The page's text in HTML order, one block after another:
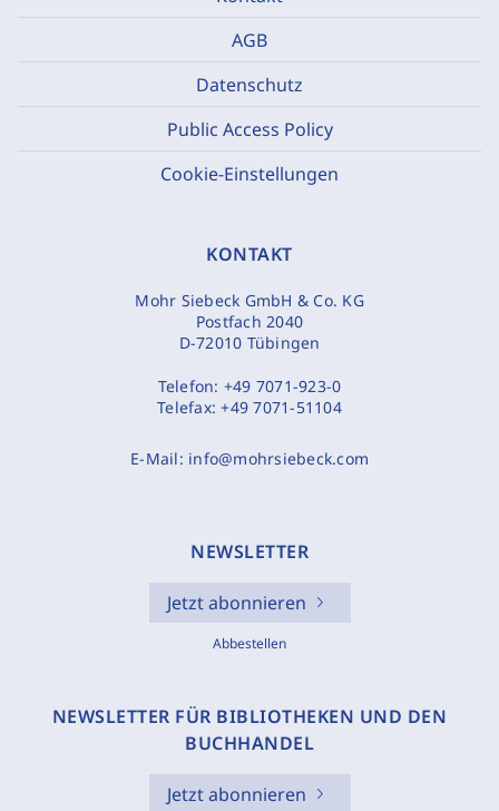
AGB
Datenschutz
Public Access Policy
Cookie-Einstellungen
KONTAKT
Mohr Siebeck GmbH & Co. KG
Postfach 2040
D-72010 Tübingen
Telefon: +49 7071-923-0
Telefax:+49 7071-51104
E-Mail: info@mohrsiebeck.com
NEWSLETTER
Jetzt abonnieren
Abbestellen
NEWSLETTER FÜR BIBLIOTHEKEN UND DEN
BUCHHANDEL
Jetzt abonnieren